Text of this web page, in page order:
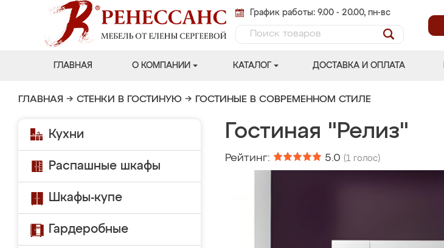
График работы: 9.00 - 20.00, пн-вс
ГЛАВНАЯ О КОМПАНИИ КАТАЛОГ ДОСТАВКА И ОПЛАТА
ГЛАВНАЯ → СТЕНКИ В ГОСТИНУЮ → ГОСТИНЫЕ В СОВРЕМЕННОМ СТИЛЕ
Кухни
Распашные шкафы
Шкафы-купе
Гардеробные
Гостиная "Релиз"
Рейтинг: 5.0 (1 голос)